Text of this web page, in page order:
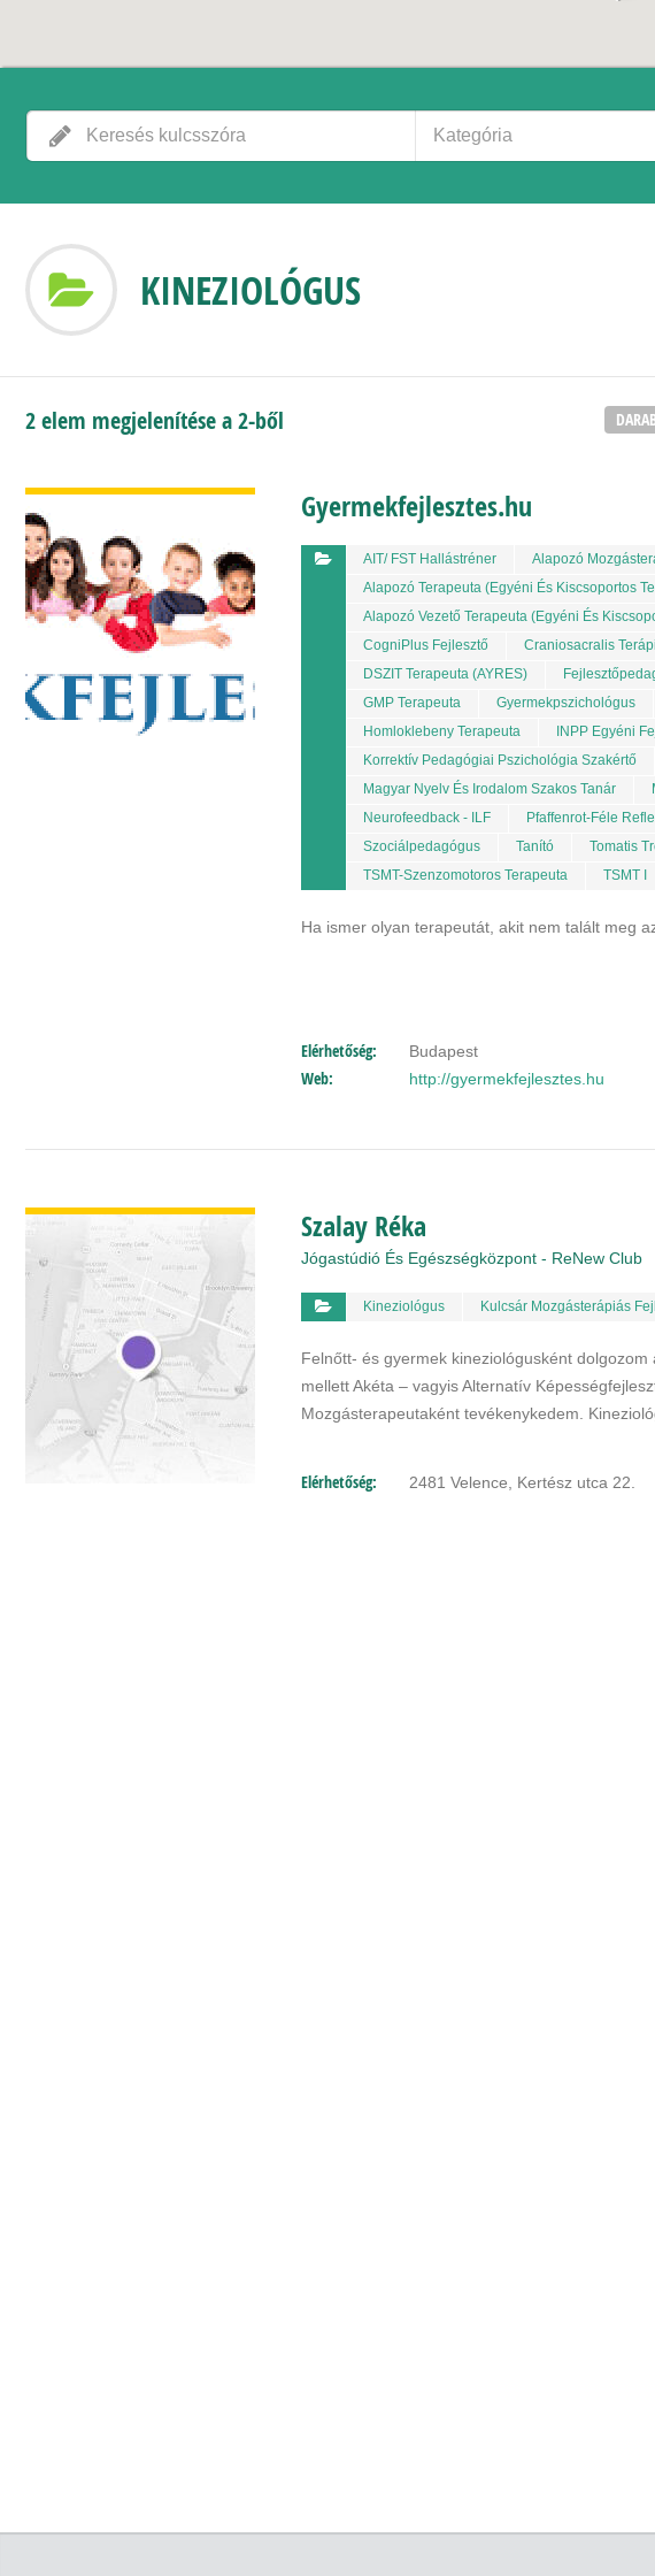
Kategória
KINEZIOLÓGUS
2 elem megjelenítése a 2-ből
Gyermekfejlesztes.hu
AIT/ FST Hallástréner Alapozó
Alapozó Terapeuta (egyéni És Kiscsoportos
Alapozó Vezető Terapeuta (egyéni És
CogniPlus Fejlesztő
Craniosacralis
DSZIT Terapeuta (AYRES)
GMP Terapeuta
Gyermekpszichológus
Homloklebeny Terapeuta
INPP Egyéni
Korrektív Pedagógiai Pszichológia Szakértő
Magyar Nyelv És Irodalom Szakos Tanár
Neurofeedback - ILF
Pfaffenrot-Féle
Szociálpedagógus
Tanító Tomatis
TSMT-Szenzomotoros Terapeuta
TSMT I
Ha ismer olyan terapeutát, akit nem talált meg
Elérhetőség: Budapest
Web: http://gyermekfejlesztes.hu
Szalay Réka
Jógastúdió És Egészségközpont - ReNew Club
Kineziológus Kulcsár Mozgásterápiás
Felnőtt- és gyermek kineziológusként
mellett Akéta – vagyis Alternatív
Mozgásterapeutaként tevékenykedem.
Elérhetőség: 2481 Velence, Kertész utca 22.